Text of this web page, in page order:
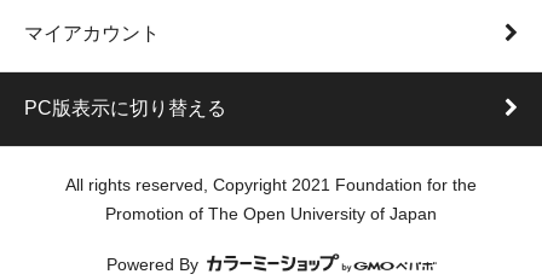
マイアカウント
PC版表示に切り替える
All rights reserved, Copyright 2021 Foundation for the
Promotion of The Open University of Japan
Powered By